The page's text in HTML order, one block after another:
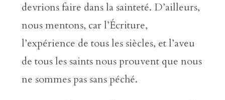
devrions faire dans la sainteté. D’ailleurs,
nous mentons, car l’Écriture,
l’expérience de tous les siècles, et l’aveu
de tous les saints nous prouvent que nous
ne sommes pas sans péché.